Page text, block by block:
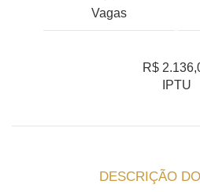
Vagas
R$
IPTU
DESCRIÇÃO